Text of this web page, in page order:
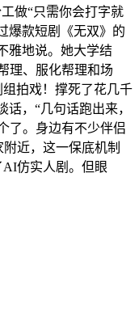
做“只需你会打字就
爆款短剧《无双》的
雅地说。她大学结
理、服化帮理和场
拍戏！撑死了花几千
，“几句话跑出来，
了。身边有不少伴侣
近，这一保底机制
仿实人剧。但眼